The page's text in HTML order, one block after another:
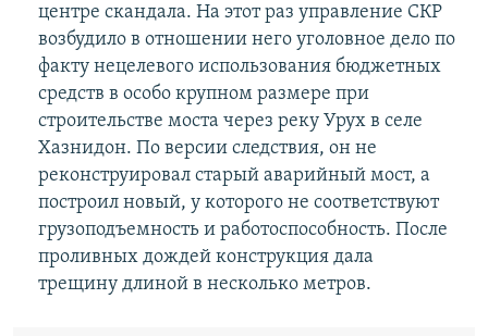
центре скандала. На этот раз управление СКР
возбудило в отношении него уголовное дело по
факту нецелевого использования бюджетных
средств в особо крупном размере при
строительстве моста через реку Урух в селе
Хазнидон. По версии следствия, он не
реконструировал старый аварийный мост, а
построил новый, у которого не соответствуют
грузоподъемность и работоспособность. После
проливных дождей конструкция дала
трещину длиной в несколько метров.